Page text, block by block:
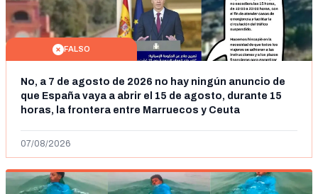
FALSO
No, a 7 de agosto de 2026 no hay ningún anuncio de
que España vaya a abrir el 15 de agosto, durante 15
horas, la frontera entre Marruecos y Ceuta
07/08/2026